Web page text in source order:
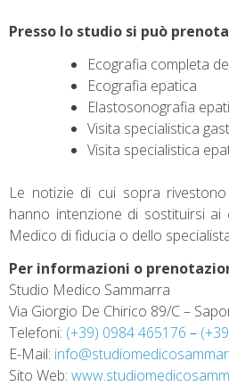
Presso lo studio si può
Ecografia completa
Ecografia epatica
Elastosonografia
Visita specialistica
Visita specialistica
Le notizie di cui sopra
hanno intenzione di sostituirsi ai
Medico di fiducia o dello
Per informazioni o
Studio Medico Sammarra
Via Giorgio De Chirico 89/C –
Telefoni: (+39) 0984 465176 –
E-Mail:
Sito Web: